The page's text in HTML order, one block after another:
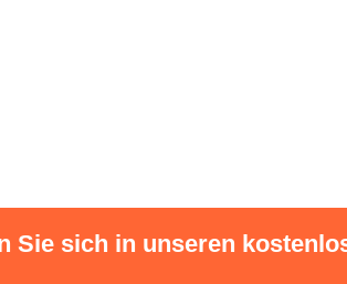
Sie sich in unseren